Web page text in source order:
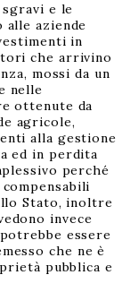
e le
aziende
in
che arrivino
mossi da un
nelle
ottenute da
agricole,
alla gestione
ed in perdita
perché
Stato, inoltre
invece
essere
che ne è
pubblica e